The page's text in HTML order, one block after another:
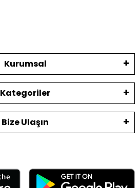
Kurumsal
Kategoriler
Bize Ulaşın